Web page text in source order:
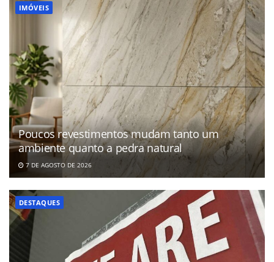
IMÓVEIS
Poucos revestimentos mudam tanto um
ambiente quanto a pedra natural
7 DE AGOSTO DE 2026
DESTAQUES